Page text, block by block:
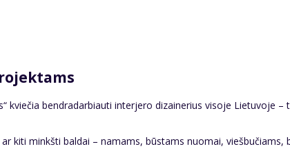
kviečia bendradarbiauti interjero dizainerius visoje Lietuvoje
kiti minkšti baldai – namams, būstams nuomai, viešbučiams,